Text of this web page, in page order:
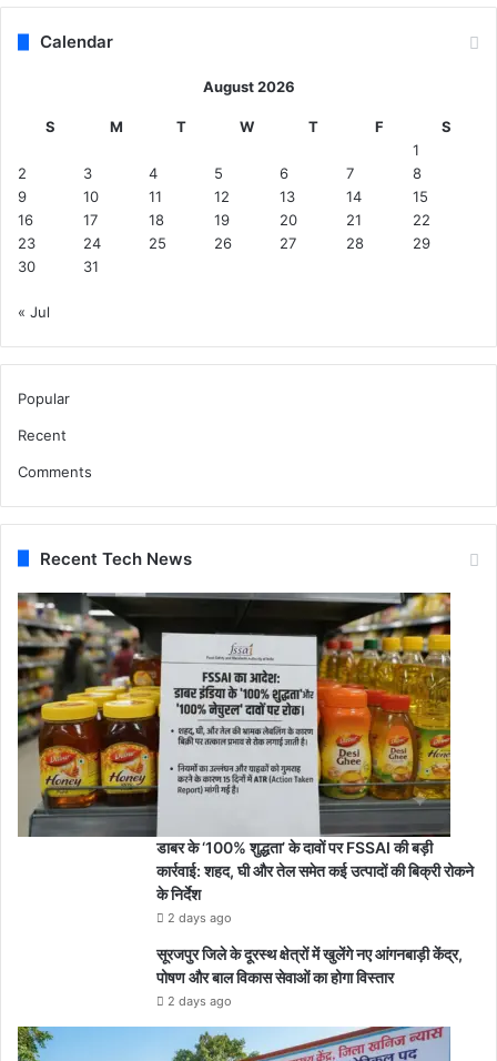
Calendar
August 2026
S M T W T F
S
1
2
3 4 5 6 7
8
9
10 11 12 13 14
15
16
17 18 19 20 21
22
23
24 25 26 27 28
29
30
31
« Jul
Popular
Recent
Comments
Recent Tech News
डाबर के ‘100% शुद्धता’ के दावों पर FSSAI की बड़ी
कार्रवाई: शहद, घी और तेल समेत कई उत्पादों की बिक्री रोकने
के निर्देश
2 days ago
सूरजपुर जिले के दूरस्थ क्षेत्रों में खुलेंगे नए आंगनबाड़ी केंद्र,
पोषण और बाल विकास सेवाओं का होगा विस्तार
2 days ago